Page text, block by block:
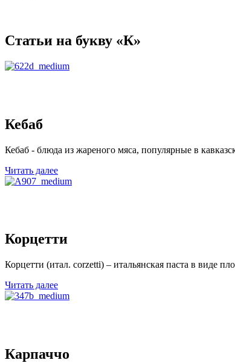
Статьи на букву «К»
Кебаб
Кебаб - блюда из жареного мяса, популярные в
Читать далее
Корцетти
Корцетти (итал. сorzetti) – итальянская паста в виде
Читать далее
Карпаччо